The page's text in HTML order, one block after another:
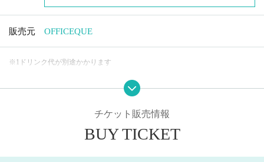
販売元 OFFICEQUE
※ 1 ドリンク代が別途かかります
チケット販売情報
BUY TICKET